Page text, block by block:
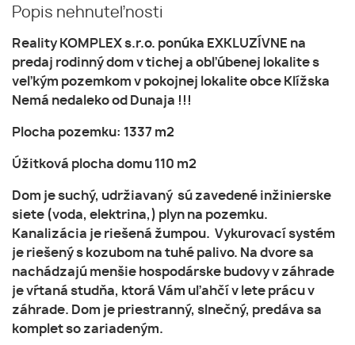
Popis nehnuteľnosti
Reality KOMPLEX s.r.o. ponúka EXKLUZÍVNE na
predaj rodinný dom v tichej a obľúbenej lokalite s
veľkým pozemkom v pokojnej lokalite obce Klížska
Nemá nedaleko od Dunaja !!!
Plocha pozemku: 1337 m2
Úžitková plocha domu 110 m2
Dom je suchý, udržiavaný sú zavedené inžinierske
siete (voda, elektrina,) plyn na pozemku.
Kanalizácia je riešená žumpou. Vykurovací systém
je riešený s kozubom na tuhé palivo. Na dvore sa
nachádzajú menšie hospodárske budovy v záhrade
je vŕtaná studňa, ktorá Vám uľahčí v lete prácu v
záhrade. Dom je priestranný, slnečný, predáva sa
komplet so zariadeným.